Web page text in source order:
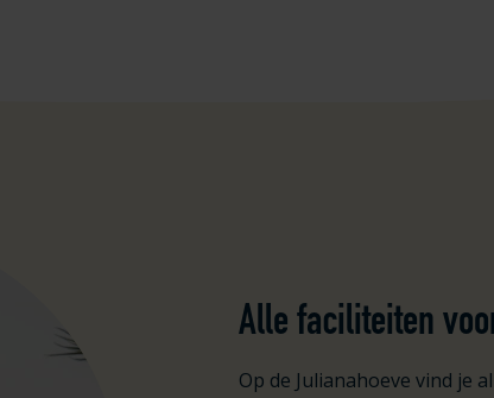
Alle faciliteiten
Op de Julianahoeve vind je